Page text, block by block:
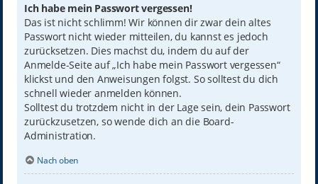
Ich habe mein Passwort vergessen!
Das ist nicht schlimm! Wir können dir zwar dein altes
Passwort nicht wieder mitteilen, du kannst es jedoch
zurücksetzen. Dies machst du, indem du auf der
Anmelde-Seite auf „Ich habe mein Passwort vergessen“
klickst und den Anweisungen folgst. So solltest du dich
schnell wieder anmelden können.
Solltest du trotzdem nicht in der Lage sein, dein Passwort
zurückzusetzen, so wende dich an die Board-
Administration.
Nach oben